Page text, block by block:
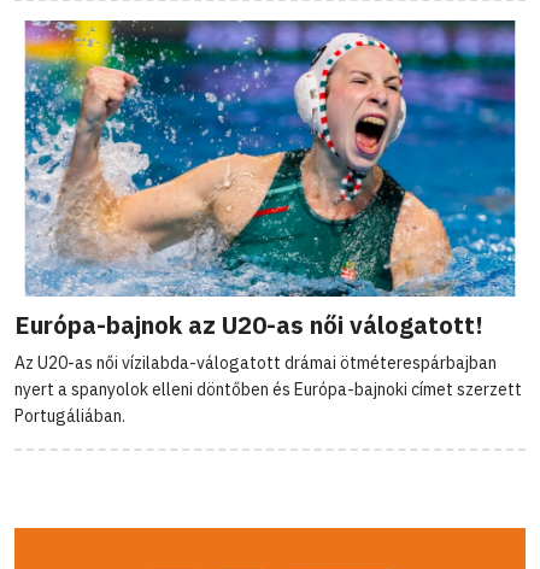
Európa-bajnok az U20-as női válogatott!
Az U20-as női vízilabda-válogatott drámai ötméterespárbajban
nyert a spanyolok elleni döntőben és Európa-bajnoki címet szerzett
Portugáliában.